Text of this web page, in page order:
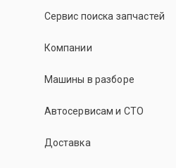
Сервис поиска запчастей
Компании
Машины в разборе
Автосервисам и СТО
Доставка